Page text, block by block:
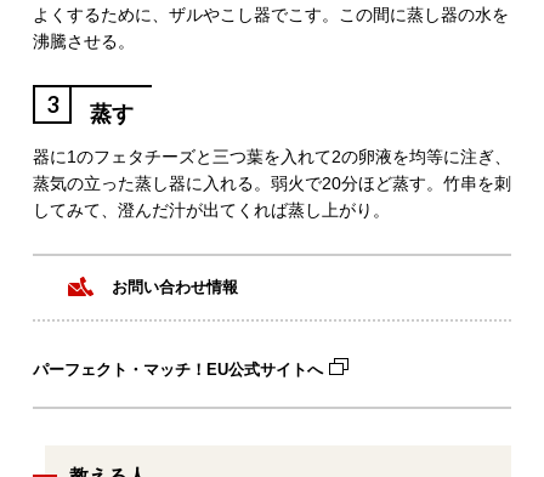
よくするために、ザルやこし器でこす。この間に蒸し器の水を
沸騰させる。
3 蒸す
器に1のフェタチーズと三つ葉を入れて2の卵液を均等に注ぎ、
蒸気の立った蒸し器に入れる。弱火で20分ほど蒸す。竹串を刺
してみて、澄んだ汁が出てくれば蒸し上がり。
お問い合わせ情報
パーフェクト・マッチ！EU公式サイトへ